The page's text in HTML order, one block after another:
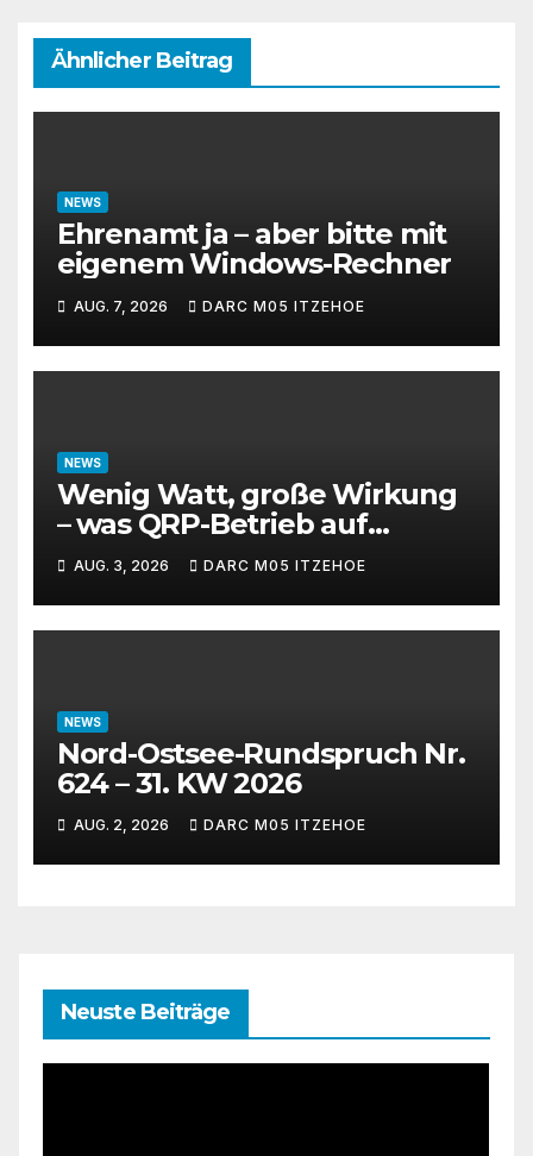
Ähnlicher Beitrag
NEWS
Ehrenamt ja – aber bitte mit
eigenem Windows-Rechner
AUG. 7, 2026 DARC M05 ITZEHOE
NEWS
Wenig Watt, große Wirkung
– was QRP-Betrieb auf
Kurzwelle wirklich kann
AUG. 3, 2026 DARC M05 ITZEHOE
NEWS
Nord-Ostsee-Rundspruch Nr.
624 – 31. KW 2026
AUG. 2, 2026 DARC M05 ITZEHOE
Neuste Beiträge